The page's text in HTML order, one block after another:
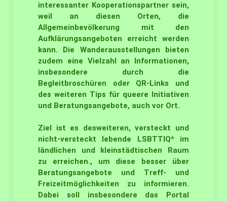
interessanter Kooperationspartner sein,
weil an diesen Orten, die
Allgemeinbevölkerung mit den
Aufklärungsangeboten erreicht werden
kann. Die Wanderausstellungen bieten
zudem eine Vielzahl an Informationen,
insbesondere durch die
Begleitbroschüren oder QR-Links und
des weiteren Tips für queere Initiativen
und Beratungsangebote, auch vor Ort.
Ziel ist es desweiteren, versteckt und
nicht-versteckt lebende LSBTTIQ* im
ländlichen und kleinstädtischen Raum
zu erreichen., um diese besser über
Beratungsangebote und Treff- und
Freizeitmöglichkeiten zu informieren.
Dabei soll insbesondere das Portal